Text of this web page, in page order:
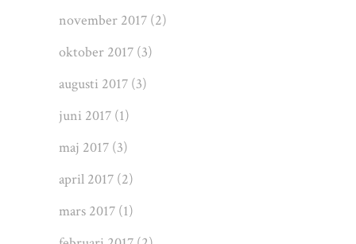
november 2017 (2)
oktober 2017 (3)
augusti 2017 (3)
juni 2017 (1)
maj 2017 (3)
april 2017 (2)
mars 2017 (1)